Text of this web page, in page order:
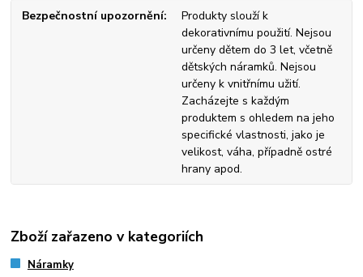
Bezpečnostní upozornění
Produkty slouží k
dekorativnímu použití. Nejsou
určeny dětem do 3 let, včetně
dětských náramků. Nejsou
určeny k vnitřnímu užití.
Zacházejte s každým
produktem s ohledem na jeho
specifické vlastnosti, jako je
velikost, váha, případně ostré
hrany apod.
Zboží zařazeno v kategoriích
Náramky